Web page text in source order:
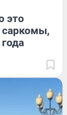
это
саркомы,